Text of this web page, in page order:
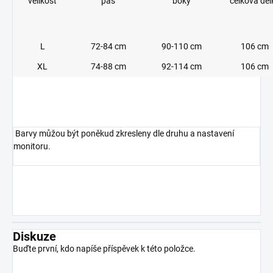
L 72-84 cm 90-110 cm 106 cm
XL 74-88 cm 92-114 cm 106 cm
Barvy můžou být poněkud zkresleny dle druhu a nastavení
monitoru.
Diskuze
Buďte první, kdo napíše příspěvek k této položce.